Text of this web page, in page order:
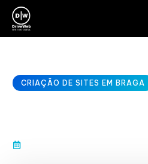
CRIAÇÃO DE SITES EM BRAGA